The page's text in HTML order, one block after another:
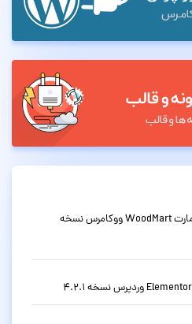
قالب فروشگاهی چندمنظوره وودمارت WoodMart ووکامرس نسخه